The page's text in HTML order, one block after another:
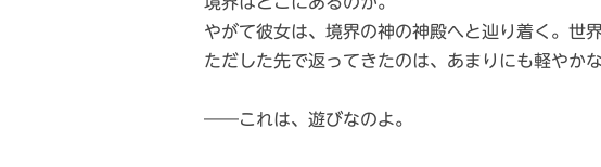
やがて彼女は、境界の神の神殿へと辿り着く。世
ただした先で返ってきたのは、あまりにも軽やか
――これは、遊びなのよ。